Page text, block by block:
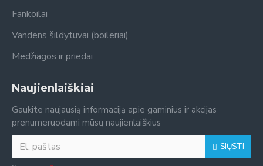
Fankoilai
Vandens šildytuvai (boileriai)
Medžiagos ir priedai
Naujienlaiškiai
Gaukite naujausią informaciją apie gaminius ir akcijas
prenumeruodami mūsų naujienlaiškius
SIŲSTI